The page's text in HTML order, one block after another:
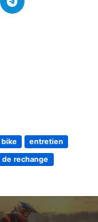
entretien
de rechange